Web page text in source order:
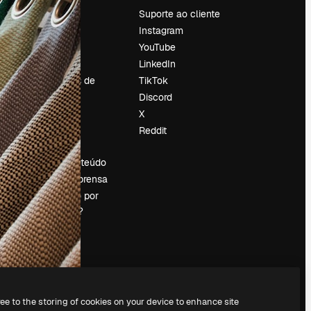
Preços
Sobre nós
Reviews
Emprego
Tendências de
pesquisa
Blog
Eventos
Slidesgo
Vender conteúdo
Sala de imprensa
Procurando por
magnific.ai?
Suporte ao cliente
Instagram
YouTube
LinkedIn
TikTok
Discord
X
Reddit
to the storing of cookies on your device to enhance site